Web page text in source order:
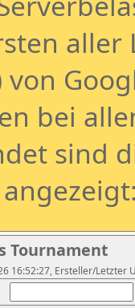
aller
bei
sind
Tournament
16:52:27, Ersteller/Letzter